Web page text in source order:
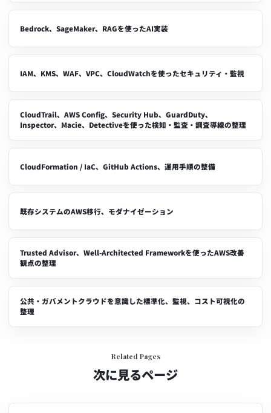
Bedrock、SageMaker、RAGを使ったAI実装
IAM、KMS、WAF、VPC、CloudWatchを使ったセキュリティ・監視
CloudTrail、AWS Config、Security Hub、GuardDuty、
Inspector、Macie、Detectiveを使った検知・監査・調査導線の整理
CloudFormation / IaC、GitHub Actions、運用手順の整備
既存システムのAWS移行、モダナイゼーション
Trusted Advisor、Well-Architected Frameworkを使ったAWS改善
観点の整理
公共・ガバメントクラウドを意識した標準化、監視、コスト可視化の
整理
Related Pages
次に見るページ